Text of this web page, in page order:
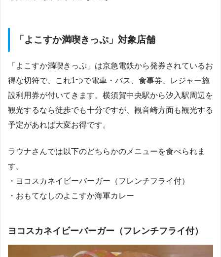
「よこすか満喫きっぷ」対象店舗
「よこすか満喫きっぷ」は京急電鉄から発券されているお
得な切符で、これ1つで電車・バス、食事券、レジャー施
設利用券が付いてきます。横須賀中央駅から汐入駅周辺を
観光するなら徒歩でも十分ですが、観音崎方面も観光する
予定があれば大変お得です。
ラウナさんでは以下のどちらかのメニューを食べられま
す。
・ヨコスカネイビーバーガー（フレンチフライ付）
・おもてなしのよこすか海軍カレー
ヨコスカネイビーバーガー（フレンチフライ付）